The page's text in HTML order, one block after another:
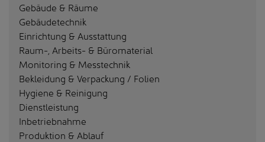
Gebäude & Räume
Gebäudetechnik
Einrichtung & Ausstattung
Raum-, Arbeits- & Büromaterial
Monitoring & Messtechnik
Bekleidung & Verpackung / Folien
Hygiene & Reinigung
Dienstleistung
Inbetriebnahme
Produktion & Ablauf